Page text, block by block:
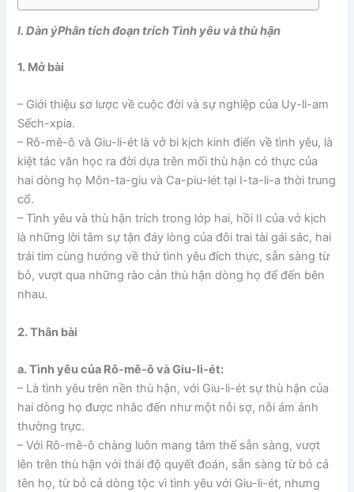
I. Dàn ýPhân tích đoạn trích Tình yêu và thù hận
1. Mở bài
– Giới thiệu sơ lược về cuộc đời và sự nghiệp của Uy-li-am
Sếch-xpia.
– Rô-mê-ô và Giu-li-ét là vở bi kịch kinh điển về tình yêu, là
kiệt tác văn học ra đời dựa trên mối thù hận có thực của
hai dòng họ Môn-ta-giu và Ca-piu-lét tại I-ta-li-a thời trung
cổ.
– Tình yêu và thù hận trích trong lớp hai, hồi II của vở kịch
là những lời tâm sự tận đáy lòng của đôi trai tài gái sắc, hai
trái tim cùng hướng về thứ tình yêu đích thực, sẵn sàng từ
bỏ, vượt qua những rào cản thù hận dòng họ để đến bên
nhau.
2. Thân bài
a. Tình yêu của Rô-mê-ô và Giu-li-ét:
– Là tình yêu trên nền thù hận, với Giu-li-ét sự thù hận của
hai dòng họ được nhắc đến như một nỗi sợ, nỗi ám ảnh
thường trực.
– Với Rô-mê-ô chàng luôn mang tâm thế sẵn sàng, vượt
lên trên thù hận với thái độ quyết đoán, sẵn sàng từ bỏ cả
tên họ, từ bỏ cả dòng tộc vì tình yêu với Giu-li-ét, nhưng